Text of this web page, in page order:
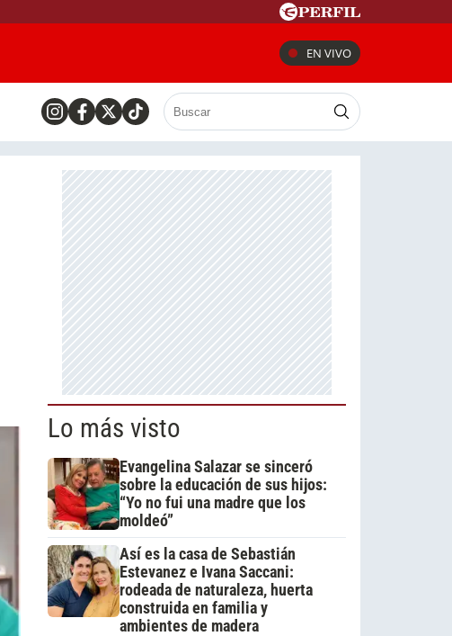
EN VIVO
Lo más visto
Evangelina Salazar se sinceró
sobre la educación de sus hijos:
“Yo no fui una madre que los
moldeó”
Así es la casa de Sebastián
Estevanez e Ivana Saccani:
rodeada de naturaleza, huerta
construida en familia y
ambientes de madera